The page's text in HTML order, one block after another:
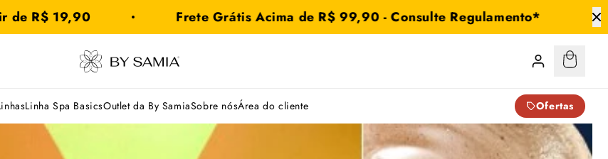
19,90 Frete Grátis Acima de R$ 99,90 - Consulte Regulamento*
By
Samia
:
0
Linha Spa BasicsOutlet da By SamiaSobre nósÁrea do cliente Ofertas